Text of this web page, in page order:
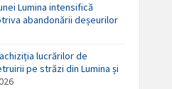
Lumina intensifică
abandonării deșeurilor
lucrărilor de
pe străzi din Lumina și